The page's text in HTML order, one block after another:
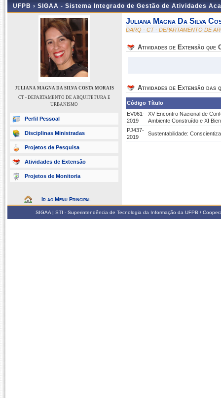
UFPB › SIGAA - Sistema Integrado de Gestão de Atividades
JULIANA MAGNA DA SILVA COSTA MORAIS
CT - DEPARTAMENTO DE ARQUITETURA E
URBANISMO
Perfil Pessoal
Disciplinas Ministradas
Projetos de Pesquisa
Atividades de Extensão
Projetos de Monitoria
Ir ao Menu Principal
Juliana Magna Da Silva
DARQ - CT - DEPARTAMENTO DE
Atividades de Extensão que
Atividades de Extensão das
Código Título
EV061-
2019
XV Encontro Nacional de
Ambiente Construído e XI
PJ437-
2019
Sustentabilidade:
SIGAA | STI - Superintendência de Tecnologia da Informação da UFPB /